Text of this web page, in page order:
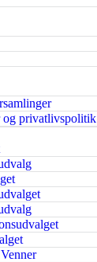
og privatlivspolitik